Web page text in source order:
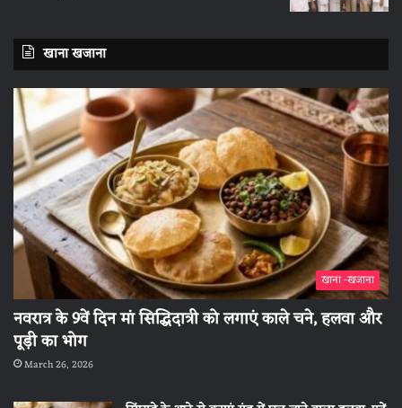
खाना खजाना
खाना -खजाना
नवरात्र के 9वें दिन मां सिद्धिदात्री को लगाएं काले चने, हलवा और
पूड़ी का भोग
March 26, 2026